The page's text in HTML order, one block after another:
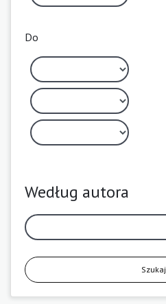
Do
Według autora
Szukaj